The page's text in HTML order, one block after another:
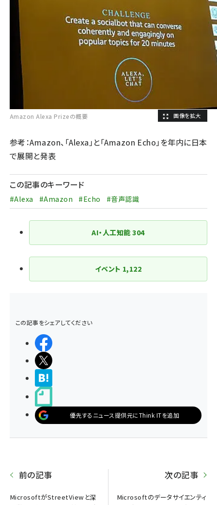
Amazon Alexa Prizeの概要
参考：Amazon、「Alexa」と「Amazon Echo」を年内に日本
で展開と発表
この記事のキーワード
#Alexa #Amazon #Echo #音声認識
AI・人工知能304
イベント 1,122
この記事をシェアしてください
優先するニュース提供元にThink ITを追加
前の記事
MicrosoftがStreetViewと深
次の記事
Microsoftのデータサイエンティ